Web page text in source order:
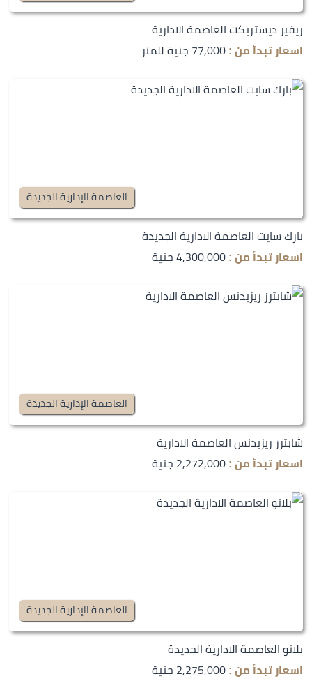
ريفير ديستريكت العاصمة الادارية
اسعار تبدأ من : 77,000 جنية للمتر
العاصمة الإدارية الجديدة
بارك سايت العاصمة الادارية الجديدة
اسعار تبدأ من : 4,300,000 جنية
العاصمة الإدارية الجديدة
شابترز ريزيدنس العاصمة الادارية
اسعار تبدأ من : 2,272,000 جنية
العاصمة الإدارية الجديدة
بلاتو العاصمة الادارية الجديدة
اسعار تبدأ من : 2,275,000 جنية